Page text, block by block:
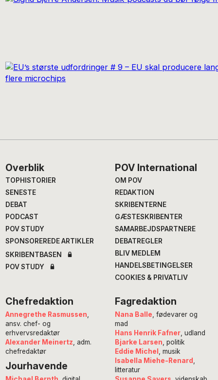
Footer
Overblik
TOPHISTORIER
SENESTE
DEBAT
PODCAST
POV STUDY
SPONSOREREDE ARTIKLER
SKRIBENTBASEN
POV STUDY
POV International
OM POV
REDAKTION
SKRIBENTERNE
GÆSTESKRIBENTER
SAMARBEJDSPARTNERE
DEBATREGLER
BLIV MEDLEM
HANDELSBETINGELSER
COOKIES & PRIVATLIV
Chefredaktion
Annegrethe Rasmussen
ansv. chef- og
erhvervsredaktør
Alexander Meinertz , adm.
chefredaktør
Jourhavende
Fagredaktion
Nana Balle , fødevarer og
mad
Hans Henrik Fafner, udland
Bjarke Larsen , politik
Eddie Michel , musik
Isabella Miehe-Renard
litteratur